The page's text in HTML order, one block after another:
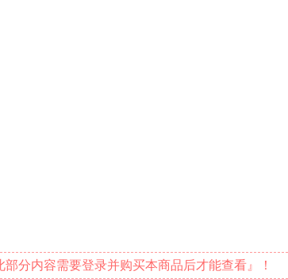
部分内容需要登录并购买本商品后才能查看』！